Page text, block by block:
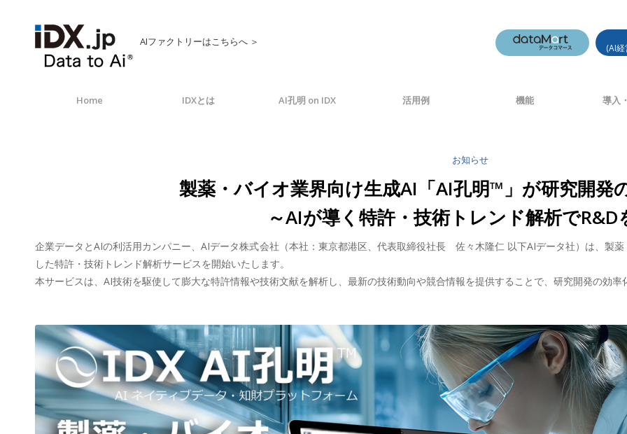
AIファクトリーはこちらへ ＞ (AI
Home IDXとは AI孔明 on IDX 活用例 機能 導入
お知らせ
製薬・バイオ業界向け生成AI「AI孔明™」が研究開発
～AIが導く特許・技術トレンド解析でR&D
企業データとAIの利活用カンパニー、AIデータ株式会社（本社：東京都港区、代表取締役社長 佐々木隆仁 以下AIデータ社）は、製
した特許・技術トレンド解析サービスを開始いたします。
本サービスは、AI技術を駆使して膨大な特許情報や技術文献を解析し、最新の技術動向や競合情報を提供することで、研究開発の効